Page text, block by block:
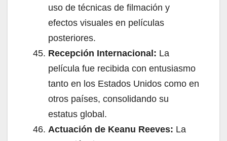
uso de técnicas de filmación y
efectos visuales en películas
posteriores.
Recepción Internacional: La
película fue recibida con entusiasmo
tanto en los Estados Unidos como en
otros países, consolidando su
estatus global.
Actuación de Keanu Reeves: La